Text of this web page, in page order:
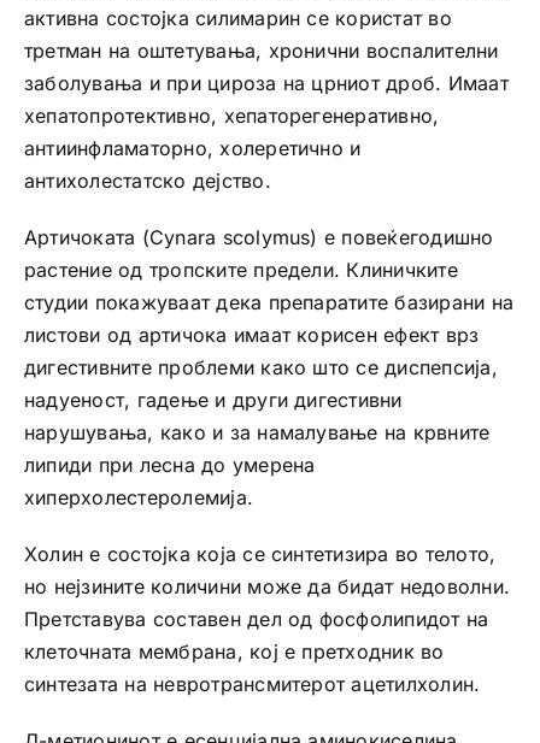
активна состојка силимарин се користат во
третман на оштетувања, хронични воспалителни
заболувања и при цироза на црниот дроб. Имаат
хепатопротективно, хепаторегенеративно,
антиинфламаторно, холеретично и
антихолестатско дејство.
Артичоката (Cynara scolymus) е повеќегодишно
растение од тропските предели. Клиничките
студии покажуваат дека препаратите базирани на
листови од артичока имаат корисен ефект врз
дигестивните проблеми како што се диспепсија,
надуеност, гадење и други дигестивни
нарушувања, како и за намалување на крвните
липиди при лесна до умерена
хиперхолестеролемија.
Холин е состојка која се синтетизира во телото,
но нејзините количини може да бидат недоволни.
Претставува составен дел од фосфолипидот на
клеточната мембрана, кој е претходник во
синтезата на невротрансмитерот ацетилхолин.